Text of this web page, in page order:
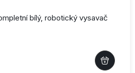
bílý, robotický vysavač